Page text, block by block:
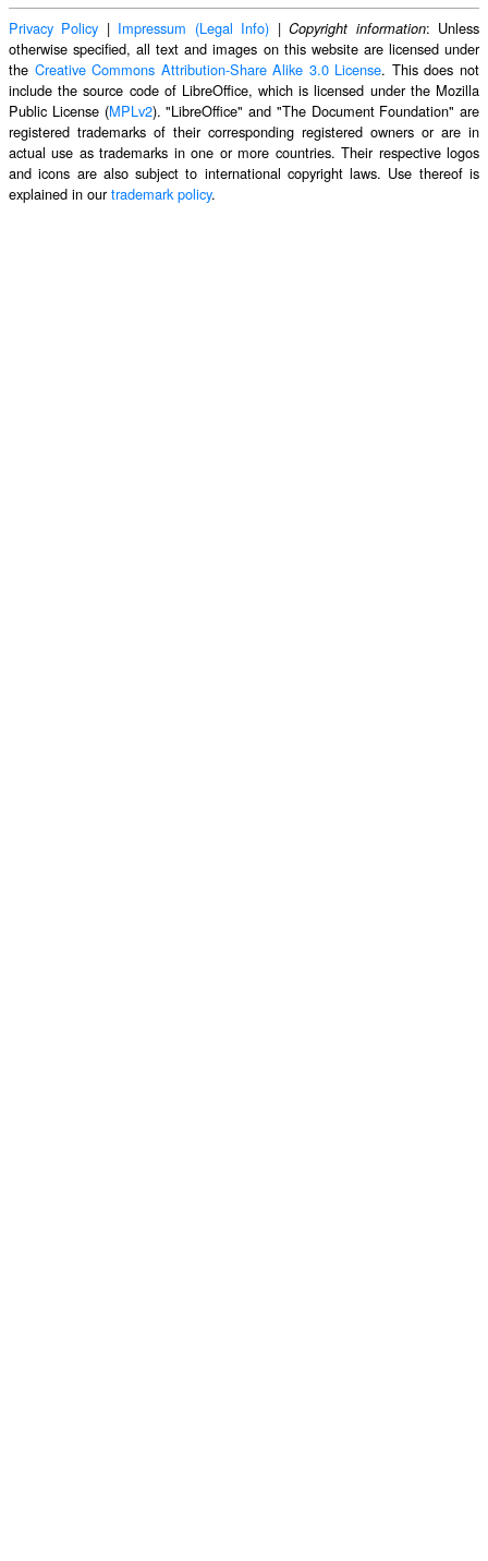
Privacy Policy | Impressum (Legal Info) |Copyright information: Unless
otherwise specified, all text and images on this website are licensed under
the Creative Commons Attribution-Share Alike 3.0 License. This does not
include the source code of LibreOffice, which is licensed under the Mozilla
Public License (MPLv2). "LibreOffice" and "The Document Foundation" are
registered trademarks of their corresponding registered owners or are in
actual use as trademarks in one or more countries. Their respective logos
and icons are also subject to international copyright laws. Use thereof is
explained in ourtrademark policy.